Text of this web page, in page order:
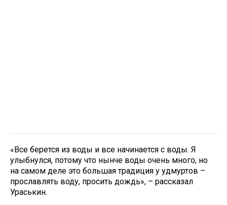
«Все берется из воды и все начинается с воды. Я
улыбнулся, потому что нынче воды очень много, но
на самом деле это большая традиция у удмуртов –
прославлять воду, просить дождь», – рассказал
Ураськин.